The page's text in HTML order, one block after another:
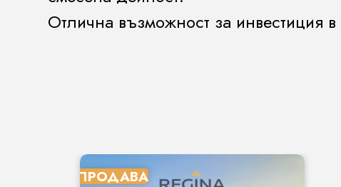
Отлична възможност за инвестиция
ПРОДАВА